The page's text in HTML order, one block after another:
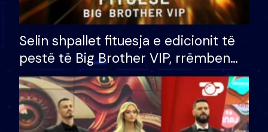
Selin shpallet fituesja e edicionit të
pestë të Big Brother VIP, rrëmben
çmimin e madh prej 100 mijë eurosh